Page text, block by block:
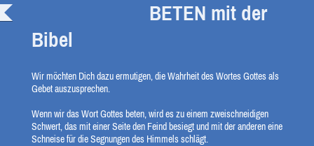
BETEN mit der
Bibel
Wir möchten Dich dazu ermutigen, die Wahrheit des Wortes Gottes als
Gebet auszusprechen.
Wenn wir das Wort Gottes beten, wird es zu einem zweischneidigen
Schwert, das mit einer Seite den Feind besiegt und mit der anderen eine
Schneise für die Segnungen des Himmels schlägt.